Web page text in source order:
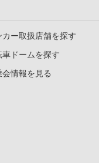
カー取扱店舗を探す
車ドームを探す
会情報を見る